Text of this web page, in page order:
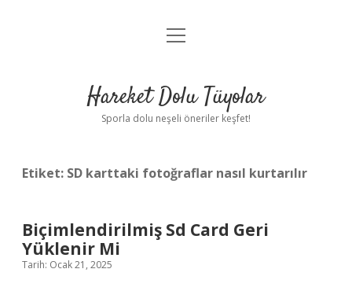
Anasayfa
Yasal Uyarı
menüyü
Hareket Dolu Tüyolar
Sporla dolu neşeli öneriler keşfet!
Etiket: SD karttaki fotoğraflar nasıl kurtarılır
Biçimlendirilmiş Sd Card Geri
Yüklenir Mi
Tarih: Ocak 21, 2025